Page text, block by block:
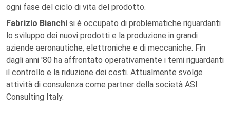
ogni fase del ciclo di vita del prodotto.
Fabrizio Bianchi si è occupato di problematiche riguardanti
lo sviluppo dei nuovi prodotti e la produzione in grandi
aziende aeronautiche, elettroniche e di meccaniche. Fin
dagli anni '80 ha affrontato operativamente i temi riguardanti
il controllo e la riduzione dei costi. Attualmente svolge
attività di consulenza come partner della società ASI
Consulting Italy.